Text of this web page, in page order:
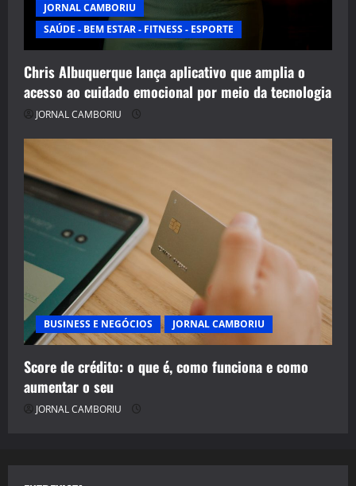
JORNAL CAMBORIU
SAÚDE - BEM ESTAR - FITNESS - ESPORTE
Chris Albuquerque lança aplicativo que amplia o
acesso ao cuidado emocional por meio da tecnologia
JORNAL CAMBORIU
BUSINESS E NEGÓCIOS JORNAL CAMBORIU
Score de crédito: o que é, como funciona e como
aumentar o seu
JORNAL CAMBORIU